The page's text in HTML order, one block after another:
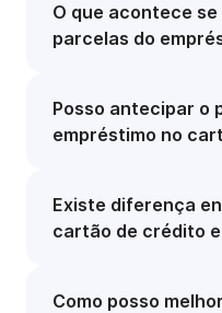
O que acontece
parcelas do
Posso antecipar o
empréstimo no
Existe diferença
cartão de crédito
Como posso